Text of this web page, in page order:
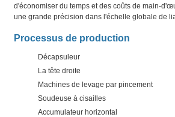
d'économiser du temps et des coûts de main-
une grande précision dans l'échelle globale de
Processus de production
Décapsuleur
La tête droite
Machines de levage par pincement
Soudeuse à cisailles
Accumulateur horizontal